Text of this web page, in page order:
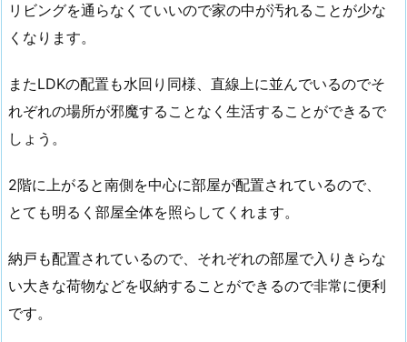
リビングを通らなくていいので家の中が汚れることが少な
くなります。
またLDKの配置も水回り同様、直線上に並んでいるのでそ
れぞれの場所が邪魔することなく生活することができるで
しょう。
2階に上がると南側を中心に部屋が配置されているので、
とても明るく部屋全体を照らしてくれます。
納戸も配置されているので、それぞれの部屋で入りきらな
い大きな荷物などを収納することができるので非常に便利
です。